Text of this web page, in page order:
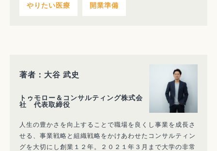
やりたい医療 開業準備
著者：大谷 武史
トゥモロー＆コンサルティング株式会
社 代表取締役
人生の豊かさを向上することで職場を良くし事業を成長さ
せる、事業戦略と組織戦略をかけあわせたコンサルティン
グを大切にし創業１２年。２０２１年３月まで大学の非常